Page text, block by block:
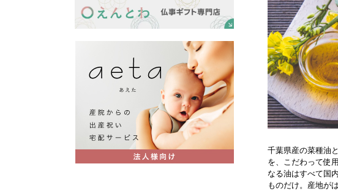
千葉県産の菜種油
を、こだわって使
なる油はすべて国
ものだけ。産地が